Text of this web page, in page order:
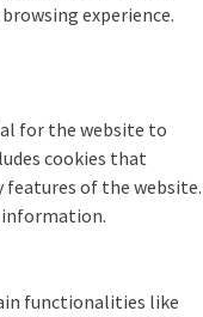
experience.
for the website to
cookies that
features of the website.
information.
functionalities like